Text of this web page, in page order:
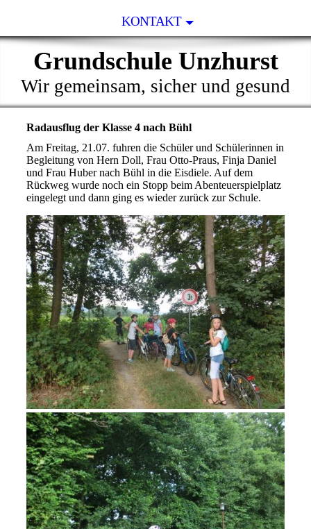
KONTAKT
Grundschule Unzhurst
Wir gemeinsam, sicher und gesund
Radausflug der Klasse 4 nach Bühl
Am Freitag, 21.07. fuhren die Schüler und Schülerinnen in
Begleitung von Hern Doll, Frau Otto-Praus, Finja Daniel
und Frau Huber nach Bühl in die Eisdiele. Auf dem
Rückweg wurde noch ein Stopp beim Abenteuerspielplatz
eingelegt und dann ging es wieder zurück zur Schule.